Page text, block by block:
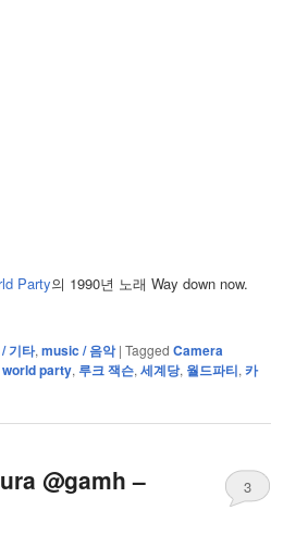
Party의 1990년 노래 Way down now.
기타,music / 음악 |Tagged Camera
world party, 루크 잭슨,세계당, 월드파티,카
@gamh –
3